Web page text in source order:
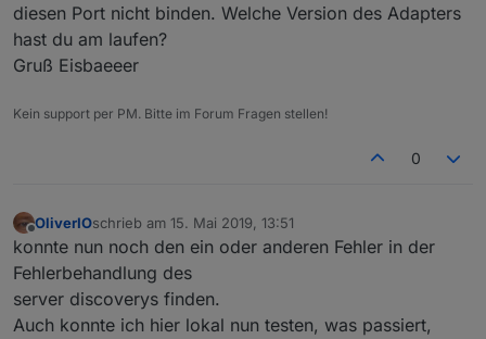
diesen Port nicht binden. Welche Version des Adapters
hast du am laufen?
Gruß Eisbaeeer
Kein support per PM. Bitte im Forum Fragen stellen!
0
Offline
OliverIOschrieb am 15. Mai 2019, 13:51
zuletzt editiert von
konnte nun noch den ein oder anderen Fehler in der
Fehlerbehandlung des
server discoverys finden.
Auch konnte ich hier lokal nun testen, was passiert,